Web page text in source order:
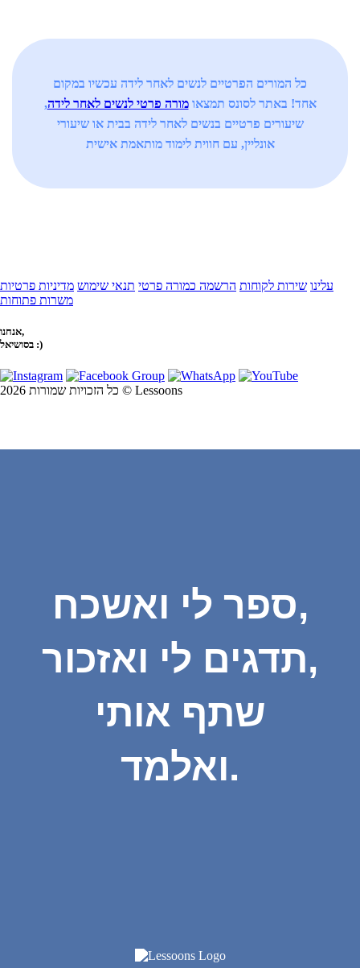
כל המורים הפרטיים לנשים לאחר לידה עכשיו במקום
אחד! באתר לסונס תמצאומורה פרטי לנשים לאחר לידה,
שיעורים פרטיים בנשים לאחר לידה בבית או שיעורי
אונליין, עם חווית לימוד מותאמת אישית
עלינו שירות לקוחות הרשמה כמורה פרטי תנאי שימוש מדיניות פרטיות
משרות פתוחות
אנחנו,
בסושיאל :)
כל הזכויות שמורות 2026 © Lessoons
ספר לי ואשכח,
תדגים לי ואזכור,
שתף אותי
ואלמד.